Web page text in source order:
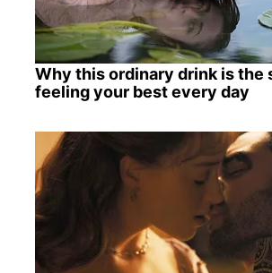
Why this ordinary drink is the
feeling your best every day